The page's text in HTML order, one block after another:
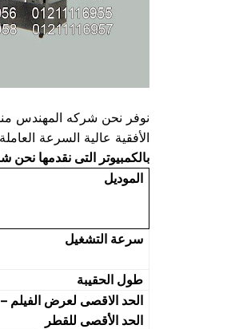
الأفقية عالية السرعة العاملة
بالكمبيوتر التى نقدمها نحن
الموديل
سرعة التشغيل
طول الحقيبة
الحد الاقصى لعرض الفيلم –
الحد الأقصى للقطر